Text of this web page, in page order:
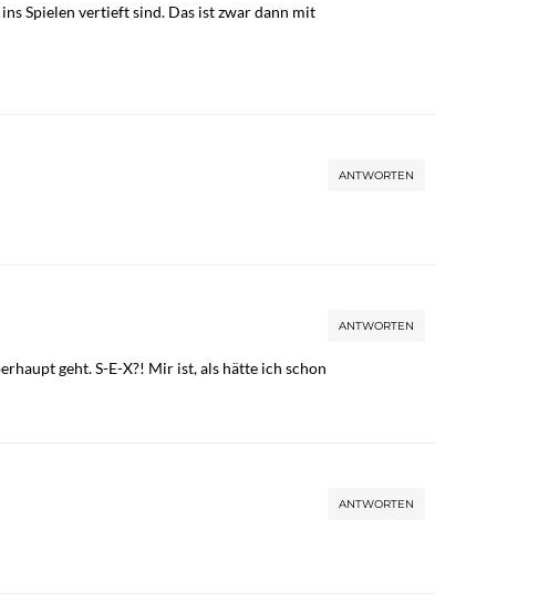
Spielen vertieft sind. Das ist zwar dann mit
ANTWORTEN
ANTWORTEN
geht. S-E-X?! Mir ist, als hätte ich schon
ANTWORTEN